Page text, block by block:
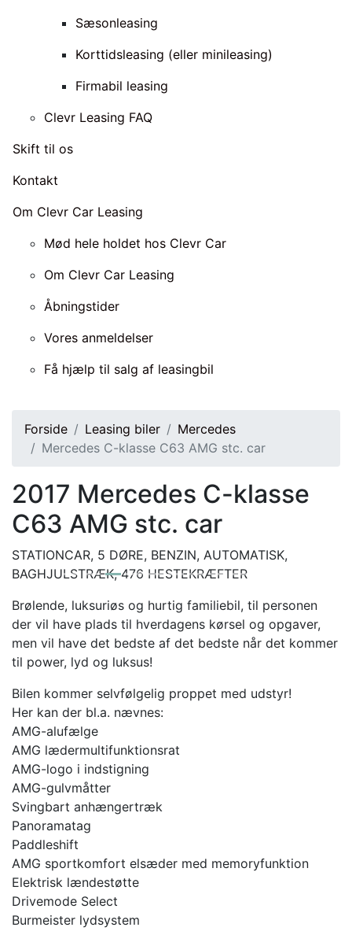
Sæsonleasing
Korttidsleasing (eller minileasing)
Firmabil leasing
Clevr Leasing FAQ
Skift til os
Kontakt
Om Clevr Car Leasing
Mød hele holdet hos Clevr Car
Om Clevr Car Leasing
Åbningstider
Vores anmeldelser
Få hjælp til salg af leasingbil
Forside Leasing biler
Mercedes
Mercedes C-klasse C63 AMG stc. car
2017 Mercedes C-klasse
C63 AMG stc. car
STATIONCAR, 5 DØRE, BENZIN, AUTOMATISK,
BAGHJULSTRÆK, 476 HESTEKRÆFTER
Brølende, luksuriøs og hurtig familiebil, til personen
der vil have plads til hverdagens kørsel og opgaver,
men vil have det bedste af det bedste når det kommer
til power, lyd og luksus!
Bilen kommer selvfølgelig proppet med udstyr!
Her kan der bl.a. nævnes:
AMG-alufælge
AMG lædermultifunktionsrat
AMG-logo i indstigning
AMG-gulvmåtter
Svingbart anhængertræk
Panoramatag
Paddleshift
AMG sportkomfort elsæder med memoryfunktion
Elektrisk lændestøtte
Drivemode Select
Burmeister lydsystem